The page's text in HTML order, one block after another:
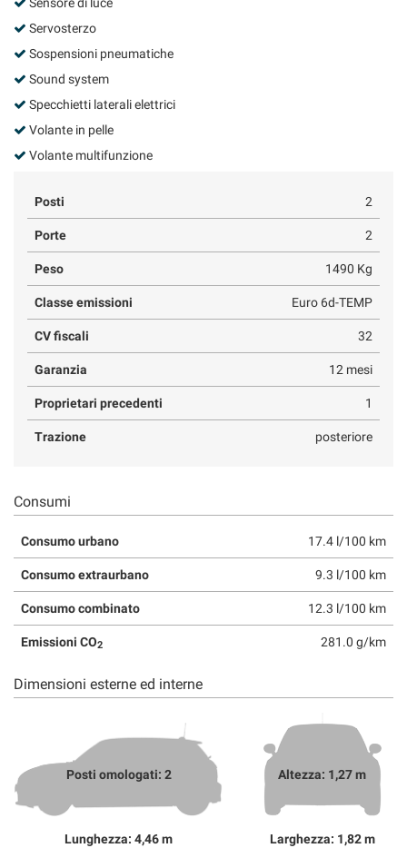
Servosterzo
Sospensioni pneumatiche
Sound system
Specchietti laterali elettrici
Volante in pelle
Volante multifunzione
Posti 2
Porte 2
Peso 1490 Kg
Classe emissioni Euro 6d-TEMP
CV fiscali 32
Garanzia 12 mesi
Proprietari precedenti 1
Trazione posteriore
Consumi
Consumo urbano 17.4 l/100 km
Consumo extraurbano 9.3 l/100 km
Consumo combinato 12.3 l/100 km
Emissioni CO2 281.0 g/km
Dimensioni esterne ed interne
Posti omologati: 2
Lunghezza: 4,46 m
Altezza: 1,27 m
Larghezza: 1,82 m